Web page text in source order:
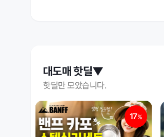
대도매 핫딜▼
핫딜만 모았습니다.
50%